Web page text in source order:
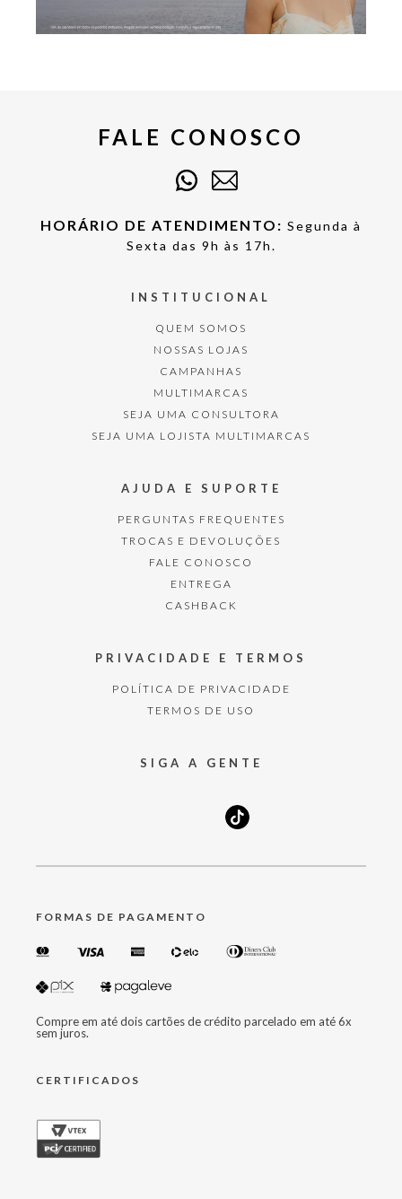
FALE CONOSCO
HORÁRIO DE ATENDIMENTO: Segunda à
Sexta das 9h às 17h.
INSTITUCIONAL
QUEM SOMOS
NOSSAS LOJAS
CAMPANHAS
MULTIMARCAS
SEJA UMA CONSULTORA
SEJA UMA LOJISTA MULTIMARCAS
AJUDA E SUPORTE
PERGUNTAS FREQUENTES
TROCAS E DEVOLUÇÕES
FALE CONOSCO
ENTREGA
CASHBACK
PRIVACIDADE E TERMOS
POLÍTICA DE PRIVACIDADE
TERMOS DE USO
SIGA A GENTE
FORMAS DE PAGAMENTO
Compre em até dois cartões de crédito parcelado em até 6x
sem juros.
CERTIFICADOS